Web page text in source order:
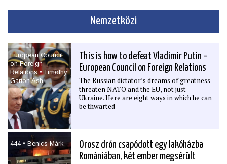
átvészelték az elmúlt éveket, de a
fennmaradásukhoz gyökeres kultúrpolitikai
Nemzetközi
European Council
on Foreign
Relations • Timothy
Garton Ash
This is how to defeat Vladimir Putin –
European Council on Foreign Relations
The Russian dictator’s dreams of greatness
threaten NATO and the EU, not just
Ukraine. Here are eight ways in which he can
be thwarted
444 • Benics Márk
Orosz drón csapódott egy lakóházba
Romániában, két ember megsérült